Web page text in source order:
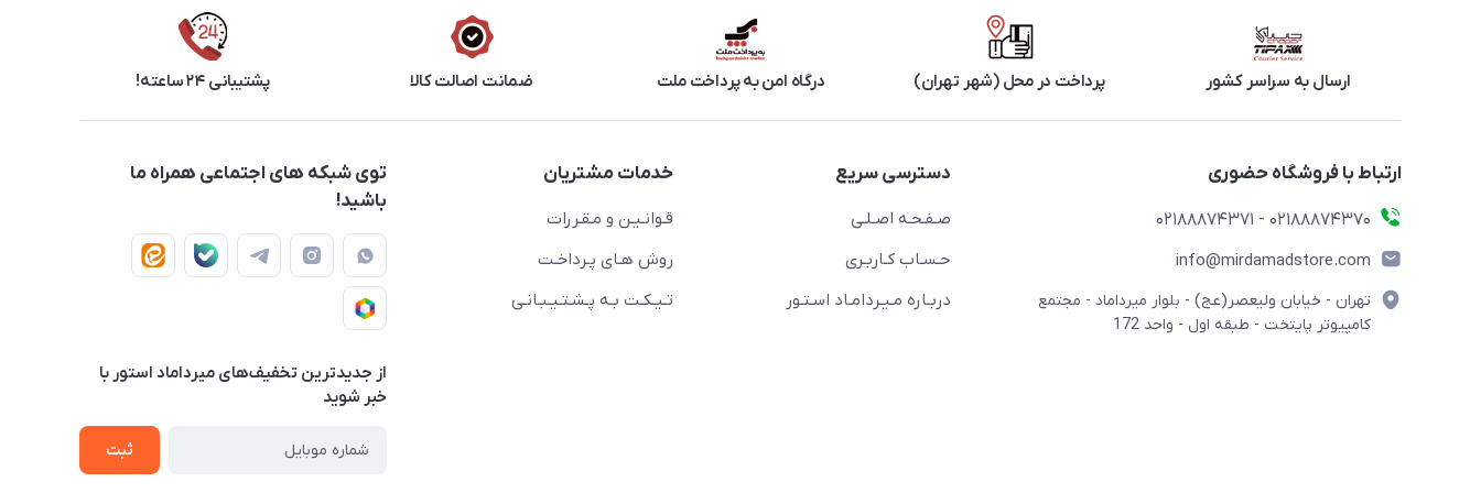
ارسال به سراسر کشور پرداخت در محل (شهر تهران) درگاه امن به پرداخت ملت ضمانت اصالت کالا پشتیبانی ۲۴ ساعته!
ارتباط با فروشگاه حضوری
02188874370 - 02188874371
info@mirdamadstore.com
تهران - خیابان ولیعصر(عج) - بلوار میرداماد - مجتمع
کامپیوتر پایتخت - طبقه اول - واحد 172
دسترسی سریع
صـفـحـه اصـلـی
حـسـاب کـاربـری
دربـاره مـیـردامـاد اسـتـور
خدمات مشتریان
قـوانـیـن و مـقـررات
روش هـای پـرداخـت
تـیـکـت بـه پـشـتـیـبـانـی
توی شبکه های اجتماعی همراه ما
باشید!
از جدید‌ترین تخفیف‌های میرداماد استور با‌
خبر شوید
ثبت